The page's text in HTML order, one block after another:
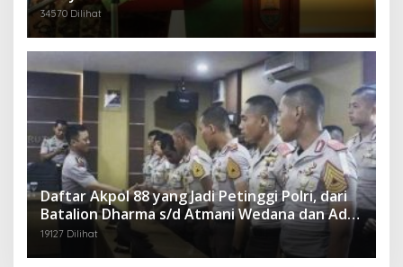
Gubernuran
34570 Dilihat
Daftar Akpol 88 yang Jadi Petinggi Polri, dari
Batalion Dharma s/d Atmani Wedana dan Adhi
Pradana
19127 Dilihat